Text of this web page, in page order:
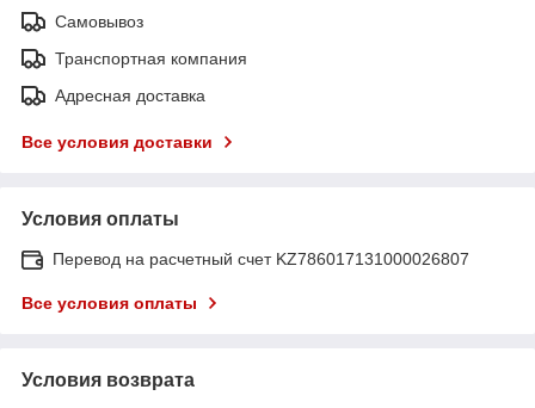
Самовывоз
Транспортная компания
Адресная доставка
Все условия доставки
Условия оплаты
Перевод на расчетный счет KZ786017131000026807
Все условия оплаты
Условия возврата